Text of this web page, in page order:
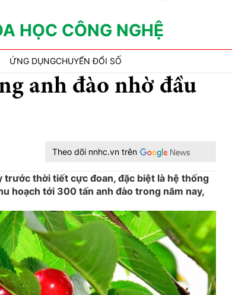
HỌC CÔNG NGHỆ
ỨNG DỤNGCHUYỂN ĐỔI SỐ
anh đào nhờ đầu
Theo dõi nnhc.vn trên
trước thời tiết cực đoan, đặc biệt là hệ thống
hoạch tới 300 tấn anh đào trong năm nay,